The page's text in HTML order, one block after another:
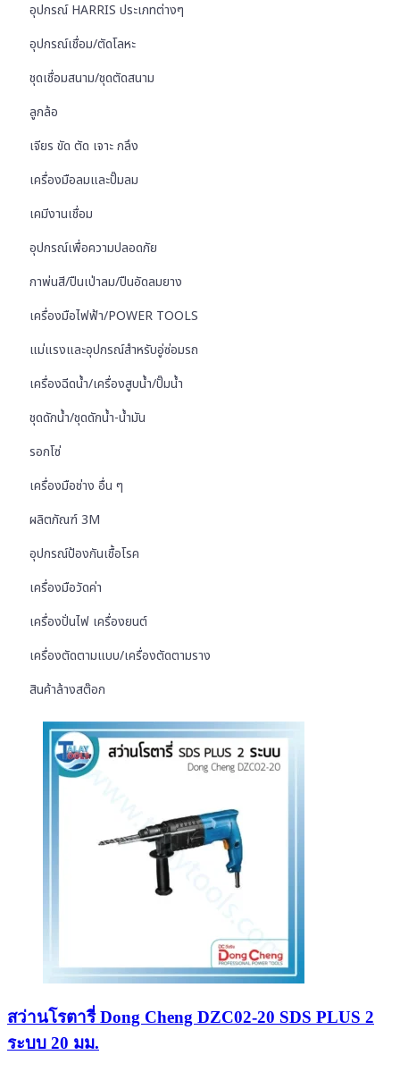
อุปกรณ์ HARRIS ประเภทต่างๆ
อุปกรณ์เชื่อม/ตัดโลหะ
ชุดเชื่อมสนาม/ชุดตัดสนาม
ลูกล้อ
เจียร ขัด ตัด เจาะ กลึง
เครื่องมือลมและปั๊มลม
เคมีงานเชื่อม
อุปกรณ์เพื่อความปลอดภัย
กาพ่นสี/ปืนเป่าลม/ปืนอัดลมยาง
เครื่องมือไฟฟ้า/POWER TOOLS
แม่แรงและอุปกรณ์สำหรับอู่ซ่อมรถ
เครื่องฉีดน้ำ/เครื่องสูบน้ำ/ปั๊มน้ำ
ชุดดักน้ำ/ชุดดักน้ำ-น้ำมัน
รอกโซ่
เครื่องมือช่าง อื่น ๆ
ผลิตภัณฑ์ 3M
อุปกรณ์ป้องกันเชื้อโรค
เครื่องมือวัดค่า
เครื่องปั่นไฟ เครื่องยนต์
เครื่องตัดตามแบบ/เครื่องตัดตามราง
สินค้าล้างสต๊อก
สว่านโรตารี่ Dong Cheng DZC02-20 SDS PLUS 2
ระบบ 20 มม.